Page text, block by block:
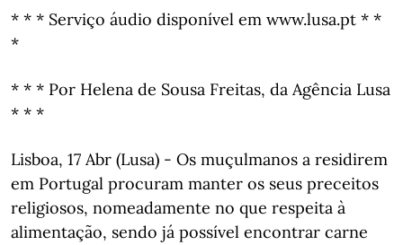
* * * Serviço áudio disponível em www.lusa.pt * *
*
* * * Por Helena de Sousa Freitas, da Agência Lusa
* * *
Lisboa, 17 Abr (Lusa) - Os muçulmanos a residirem
em Portugal procuram manter os seus preceitos
religiosos, nomeadamente no que respeita à
alimentação, sendo já possível encontrar carne